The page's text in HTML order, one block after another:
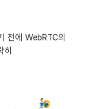
전에 WebRTC의
히